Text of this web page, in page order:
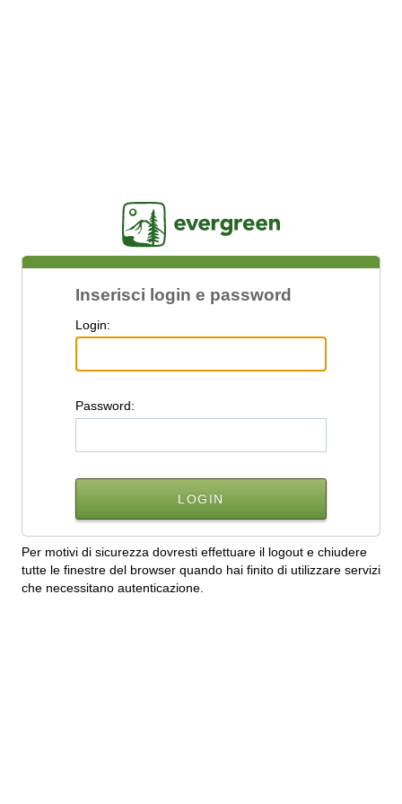
Inserisci login e password
L ogin:
Password:
Per motivi di sicurezza dovresti effettuare il logout e chiudere
tutte le finestre del browser quando hai finito di utilizzare servizi
che necessitano autenticazione.